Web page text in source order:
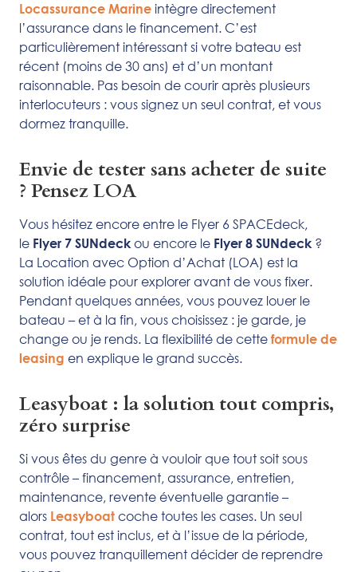
Locassurance Marine intègre directement
l’assurance dans le financement. C’est
particulièrement intéressant si votre bateau est
récent (moins de 30 ans) et d’un montant
raisonnable. Pas besoin de courir après plusieurs
interlocuteurs : vous signez un seul contrat, et vous
dormez tranquille.
Envie de tester sans acheter de suite
? Pensez LOA
Vous hésitez encore entre le Flyer 6 SPACEdeck,
le Flyer 7 SUNdeck ou encore le Flyer 8 SUNdeck ?
La Location avec Option d’Achat (LOA) est la
solution idéale pour explorer avant de vous fixer.
Pendant quelques années, vous pouvez louer le
bateau – et à la fin, vous choisissez : je garde, je
change ou je rends. La flexibilité de cette formule de
leasing en explique le grand succès.
Leasyboat : la solution tout compris,
zéro surprise
Si vous êtes du genre à vouloir que tout soit sous
contrôle – financement, assurance, entretien,
maintenance, revente éventuelle garantie –
alors Leasyboat coche toutes les cases. Un seul
contrat, tout est inclus, et à l’issue de la période,
vous pouvez tranquillement décider de reprendre